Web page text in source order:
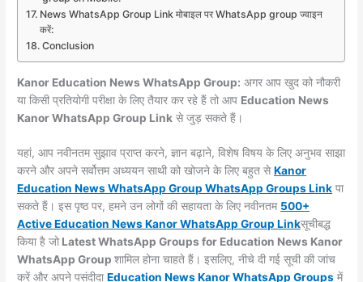
News WhatsApp Group Link मोबाइल पर WhatsApp group ज्वाइन
करें:
Conclusion
Kanor Education News WhatsApp Group: अगर आप खुद को नौकरी
या किसी प्रतियोगी परीक्षा के लिए तैयार कर रहे हैं तो आप Education News
Kanor WhatsApp Group Link से जुड़ सकते हैं।
यहां, आप नवीनतम सुझाव प्राप्त करने, ज्ञान बढ़ाने, विशेष विषय के लिए अनुभव साझा
करने और अपने सर्वोत्तम अध्ययन साथी को खोजने के लिए बहुत सेKanor
Education News WhatsApp Group WhatsApp GroupsLink पा
सकते हैं। इस पृष्ठ पर, हमने उन लोगों की सहायता के लिए नवीनतम 500+
Active Education News Kanor WhatsApp Group Linkसूचीबद्ध
किया है जो Latest WhatsApp Groups for Education News Kanor
WhatsApp Groupशामिल होना चाहते हैं। इसलिए, नीचे दी गई सूची की जांच
करें और अपने पसंदीदाEducation News Kanor WhatsAppGroups में